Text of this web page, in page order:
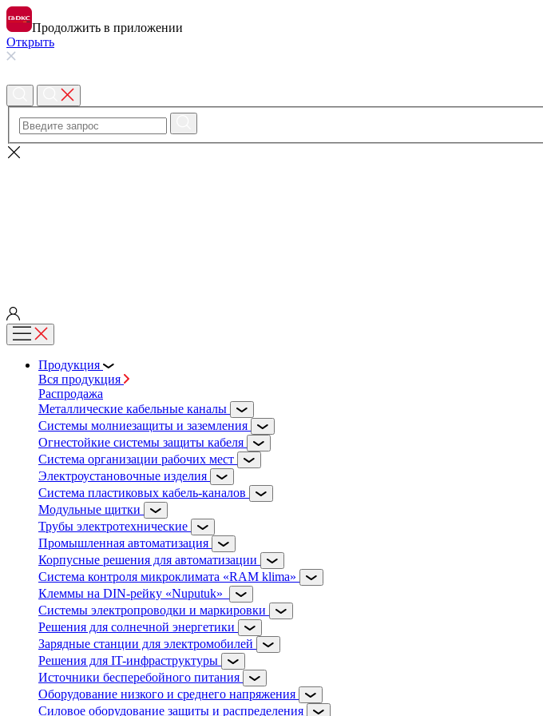
Продолжить в приложении
Открыть
Продукция
Вся продукция
Распродажа
Металлические кабельные каналы
Системы молниезащиты и заземления
Огнестойкие системы защиты кабеля
Система организации рабочих мест
Электроустановочные изделия
Система пластиковых кабель-каналов
Модульные щитки
Трубы электротехнические
Промышленная автоматизация
Корпусные решения для автоматизации
Система контроля микроклимата «RAM klima»
Клеммы на DIN-рейку «Nuputuk»
Системы электропроводки и маркировки
Решения для солнечной энергетики
Зарядные станции для электромобилей
Решения для IT-инфраструктуры
Источники бесперебойного питания
Оборудование низкого и среднего напряжения
Силовое оборудование защиты и распределения